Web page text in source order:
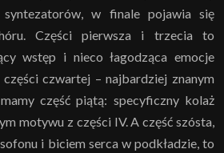
syntezatorów, w finale pojawia się
Części pierwsza i trzecia to
wstęp i nieco łagodząca emocje
czwartej – najbardziej znanym
część piątą: specyficzny kolaż
motywu z części IV. A część szósta,
i biciem serca w podkładzie, to